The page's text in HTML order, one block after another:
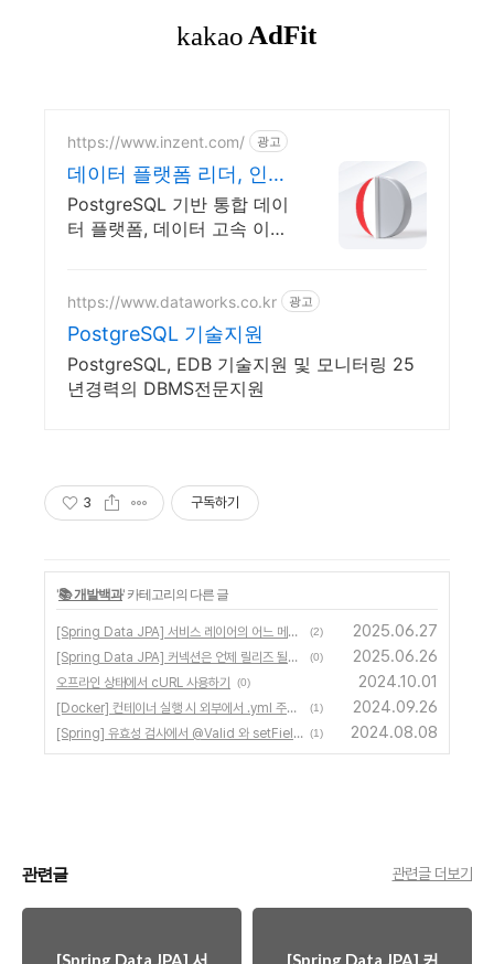
https://www.inzent.com/ 광고
데이터 플랫폼 리더, 인젠
트 클라우드 최적화
DBMS
PostgreSQL 기반 통합 데이
터 플랫폼, 데이터 고속 이행
https://www.dataworks.co.kr 광고
PostgreSQL 기술지원
PostgreSQL, EDB 기술지원 및 모니터링 25
년경력의 DBMS전문지원
3 구독하기
'📚 개발백과' 카테고리의 다른 글
[Spring Data JPA] 서비스 레이어의 어느 메서드에 @Transactional을 안붙이면? (2) 2025.06.27
[Spring Data JPA] 커넥션은 언제 릴리즈 될까 (w/ @Transactional) (0) 2025.06.26
오프라인 상태에서 cURL 사용하기 (0) 2024.10.01
[Docker] 컨테이너 실행 시 외부에서 .yml 주입하기 (1) 2024.09.26
[Spring] 유효성 검사에서 @Valid 와 setField 중 무엇이 먼저 실행될까 (1) 2024.08.08
관련글 관련글 더보기
[Spring Data JPA] 서
[Spring Data JPA] 커